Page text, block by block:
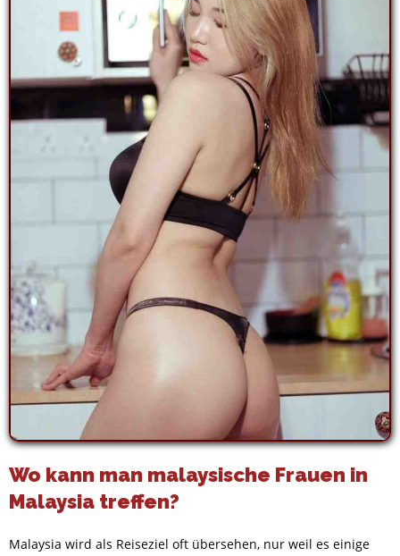
Wo kann man malaysische Frauen in
Malaysia treffen?
Malaysia wird als Reiseziel oft übersehen, nur weil es einige